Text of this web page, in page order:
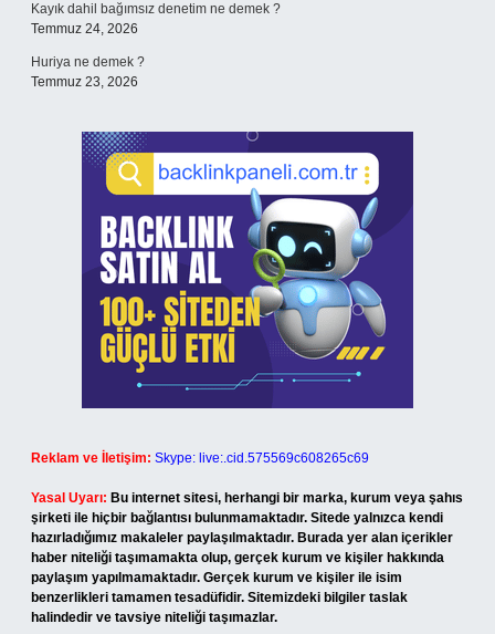
Kayık dahil bağımsız denetim ne demek ?
Temmuz 24, 2026
Huriya ne demek ?
Temmuz 23, 2026
Reklam ve İletişim: Skype: live:.cid.575569c608265c69
Yasal Uyarı: Bu internet sitesi, herhangi bir marka, kurum veya şahıs
şirketi ile hiçbir bağlantısı bulunmamaktadır. Sitede yalnızca kendi
hazırladığımız makaleler paylaşılmaktadır. Burada yer alan içerikler
haber niteliği taşımamakta olup, gerçek kurum ve kişiler hakkında
paylaşım yapılmamaktadır. Gerçek kurum ve kişiler ile isim
benzerlikleri tamamen tesadüfidir. Sitemizdeki bilgiler taslak
halindedir ve tavsiye niteliği taşımazlar.